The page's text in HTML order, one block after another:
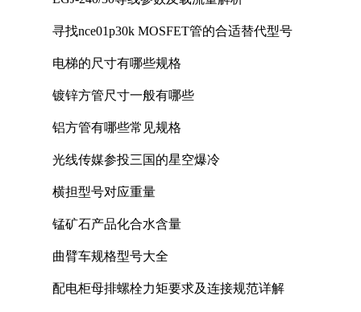
寻找nce01p30k MOSFET管的合适替代型号
电梯的尺寸有哪些规格
镀锌方管尺寸一般有哪些
铝方管有哪些常见规格
光线传媒参投三国的星空爆冷
横担型号对应重量
锰矿石产品化合水含量
曲臂车规格型号大全
配电柜母排螺栓力矩要求及连接规范详解